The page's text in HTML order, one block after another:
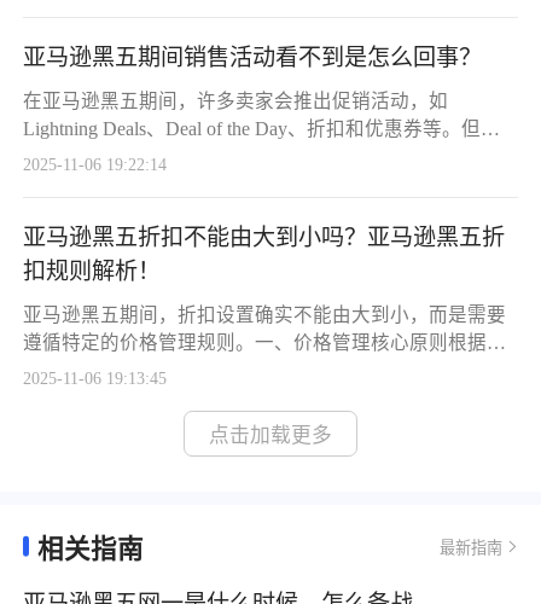
Deals（秒杀优惠）折扣要求：至少20%折扣费用标准：每
笔闪电交易固定费用500美元活动时长：持续12小时限时
亚马逊黑五期间销售活动看不到是怎么回事？
在亚马逊黑五期间，许多卖家会推出促销活动，如
Lightning Deals、Deal of the Day、折扣和优惠券等。但有
时候，卖家可能会发现这些活动在后台或产品页面上无法
活动通常需要提前提交审核，尤其是Lightning Deal和Deal
of the Day。平台会检查活动是否符合要求，
2025-11-06 19:22:14
亚马逊黑五折扣不能由大到小吗？亚马逊黑五折
扣规则解析！
亚马逊黑五期间，折扣设置确实不能由大到小，而是需要
遵循特定的价格管理规则。一、价格管理核心原则根据亚
马逊2025年黑五网一政策，平台对价格管理设置了明确
天内不得参与任何形式的促销;参与Lightning Deal的商品，
则需在活动结束后7天内暂停所有促销活动。1.价格递进限
2025-11-06 19:13:45
点击加载更多
相关指南 最新指南